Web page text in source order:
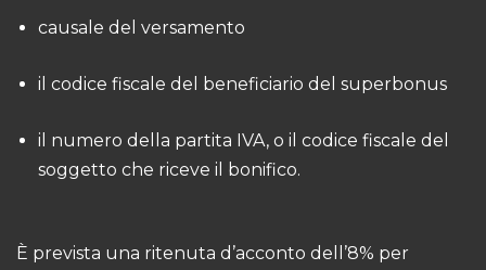
causale del versamento
il codice fiscale del beneficiario del superbonus
il numero della partita IVA, o il codice fiscale del
soggetto che riceve il bonifico.
È prevista una ritenuta d’acconto dell’8% per